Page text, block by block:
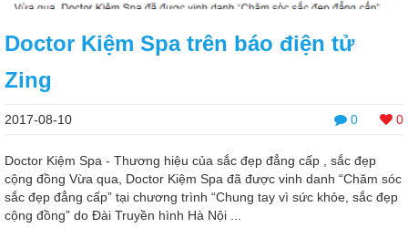
Doctor Kiệm Spa trên báo điện tử
Zing
0 0
2017-08-10
Doctor Kiệm Spa - Thương hiệu của sắc đẹp đẳng cấp , sắc đẹp
cộng đồng Vừa qua, Doctor Kiệm Spa đã được vinh danh “Chăm sóc
sắc đẹp đẳng cấp” tại chương trình “Chung tay vì sức khỏe, sắc đẹp
cộng đồng” do Đài Truyền hình Hà Nội ...